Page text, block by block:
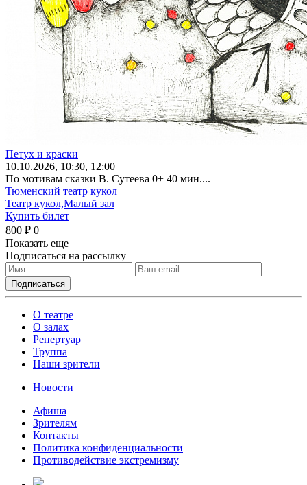
Петух и краски
10.10.2026, 10:30, 12:00
По мотивам сказки В. Сутеева 0+ 40 мин....
Тюменский театр кукол
Театр кукол,Малый зал
Купить билет
800 ₽ 0+
Показать еще
Подписаться на рассылку
О театре
О залах
Репертуар
Труппа
Наши зрители
Новости
Афиша
Зрителям
Контакты
Политика конфиденциальности
Противодействие экстремизму